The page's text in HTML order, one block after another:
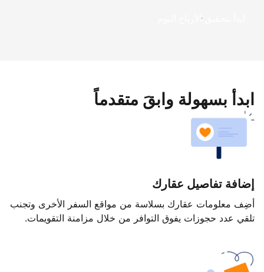
ابدأ بتحقيق الأرباح اليوم
ابدأ بسهولة وابقَ متقدماً
إضافة تفاصيل عقارك
أضِف معلومات عقارك بسلاسة من مواقع السفر الأخرى وتجنب
تلقي عدد حجوزات يفوق التوافر من خلال مزامنة التقويمات.